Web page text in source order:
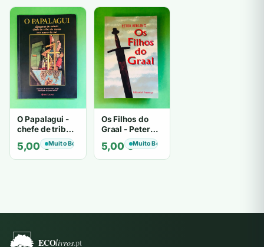
O Papalagui -
chefe de tribo
de tiavéa
5,00€Muito Bom
Os Filhos do
Graal - Peter
Berling
5,00€Muito Bom